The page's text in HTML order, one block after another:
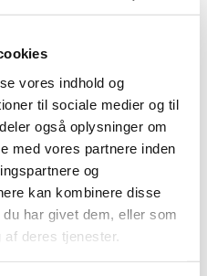
vores indhold og
til sociale medier og til
også oplysninger om
med vores partnere inden
og
kan kombinere disse
har givet dem, eller som
deres tjenester.